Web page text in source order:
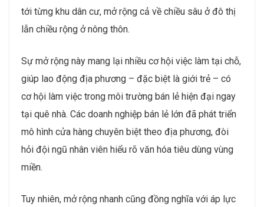
tới từng khu dân cư, mở rộng cả về chiều sâu ở đô thị
lẫn chiều rộng ở nông thôn.
Sự mở rộng này mang lại nhiều cơ hội việc làm tại chỗ,
giúp lao động địa phương – đặc biệt là giới trẻ – có
cơ hội làm việc trong môi trường bán lẻ hiện đại ngay
tại quê nhà. Các doanh nghiệp bán lẻ lớn đã phát triển
mô hình cửa hàng chuyên biệt theo địa phương, đòi
hỏi đội ngũ nhân viên hiểu rõ văn hóa tiêu dùng vùng
miền.
Tuy nhiên, mở rộng nhanh cũng đồng nghĩa với áp lực